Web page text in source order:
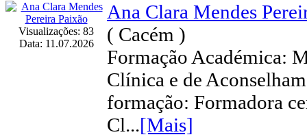
Visualizações: 83
Data: 11.07.2026
Ana Clara Mendes
( Cacém )
Formação Académica:
Clínica e de
formação: Formadora
Cl...[Mais]